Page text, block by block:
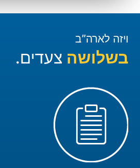
ויזה לארה”ב
בשלושה צעדים.